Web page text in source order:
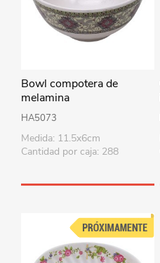
Bowl compotera de
melamina
HA5073
Medida: 11.5x6cm
Cantidad por caja: 288